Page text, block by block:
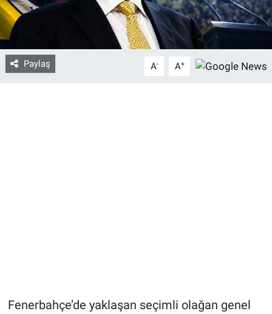
Paylaş A- A+
Fenerbahçe’de yaklaşan seçimli olağan genel
Gözden Kaçmasın
İletişim (Künye)